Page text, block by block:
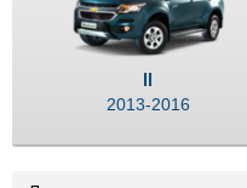
II
2013-2016